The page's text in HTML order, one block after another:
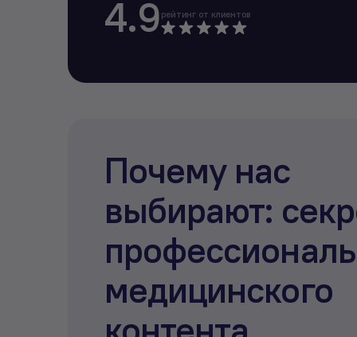
4.9 рейтинг от клиентов
Почему нас
выбирают:
медицинского